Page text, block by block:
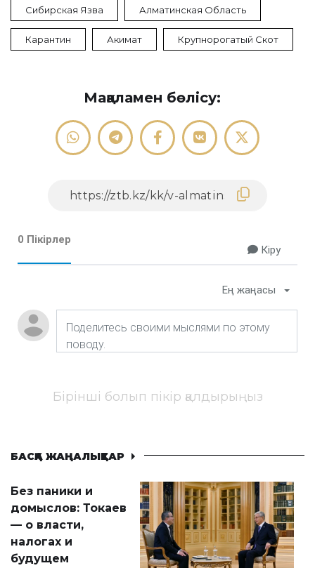
Сибирская Язва Алматинская Область
Карантин Акимат Крупнорогатый Скот
Мақаламен бөлісу:
0 Пікірлер
Кіру
Ең жаңасы
Бірінші болып пікір қалдырыңыз
БАСҚА ЖАҢАЛЫҚТАР
Без паники и
домыслов: Токаев
— о власти,
налогах и
будущем